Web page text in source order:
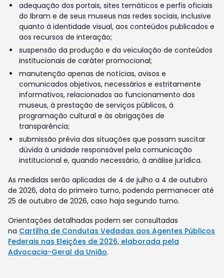
adequação dos portais, sites temáticos e perfis oficiais
do Ibram e de seus museus nas redes sociais, inclusive
quanto à identidade visual, aos conteúdos publicados e
aos recursos de interação;
suspensão da produção e da veiculação de conteúdos
institucionais de caráter promocional;
manutenção apenas de notícias, avisos e
comunicados objetivos, necessários e estritamente
informativos, relacionados ao funcionamento dos
museus, à prestação de serviços públicos, à
programação cultural e às obrigações de
transparência;
submissão prévia das situações que possam suscitar
dúvida à unidade responsável pela comunicação
institucional e, quando necessário, à análise jurídica.
As medidas serão aplicadas de 4 de julho a 4 de outubro
de 2026, data do primeiro turno, podendo permanecer até
25 de outubro de 2026, caso haja segundo turno.
Orientações detalhadas podem ser consultadas
na Cartilha de Condutas Vedadas aos Agentes Públicos
Federais nas Eleições de 2026, elaborada pela
Advocacia-Geral da União.